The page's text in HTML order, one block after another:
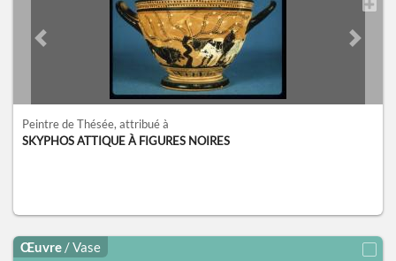
Previous slide Next
Peintre de Thésée, attribué à
SKYPHOS ATTIQUE À FIGURES NOIRES
Œuvre / Vase